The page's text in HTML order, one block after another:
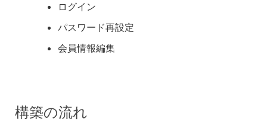
ログイン
パスワード再設定
会員情報編集
構築の流れ